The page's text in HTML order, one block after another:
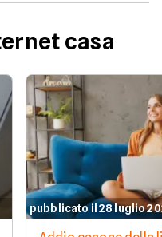
casa
pubblicato il 28 luglio